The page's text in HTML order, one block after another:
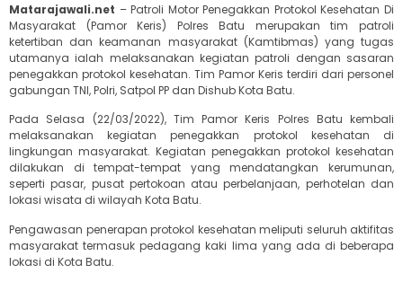
Matarajawali.net – Patroli Motor Penegakkan Protokol Kesehatan Di
Masyarakat (Pamor Keris) Polres Batu merupakan tim patroli
ketertiban dan keamanan masyarakat (Kamtibmas) yang tugas
utamanya ialah melaksanakan kegiatan patroli dengan sasaran
penegakkan protokol kesehatan. Tim Pamor Keris terdiri dari personel
gabungan TNI, Polri, Satpol PP dan Dishub Kota Batu.
Pada Selasa (22/03/2022), Tim Pamor Keris Polres Batu kembali
melaksanakan kegiatan penegakkan protokol kesehatan di
lingkungan masyarakat. Kegiatan penegakkan protokol kesehatan
dilakukan di tempat-tempat yang mendatangkan kerumunan,
seperti pasar, pusat pertokoan atau perbelanjaan, perhotelan dan
lokasi wisata di wilayah Kota Batu.
Pengawasan penerapan protokol kesehatan meliputi seluruh aktifitas
masyarakat termasuk pedagang kaki lima yang ada di beberapa
lokasi di Kota Batu.